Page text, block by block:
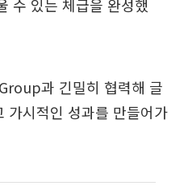
수 있는 체급을 완성했
과 긴밀히 협력해 글
가시적인 성과를 만들어가